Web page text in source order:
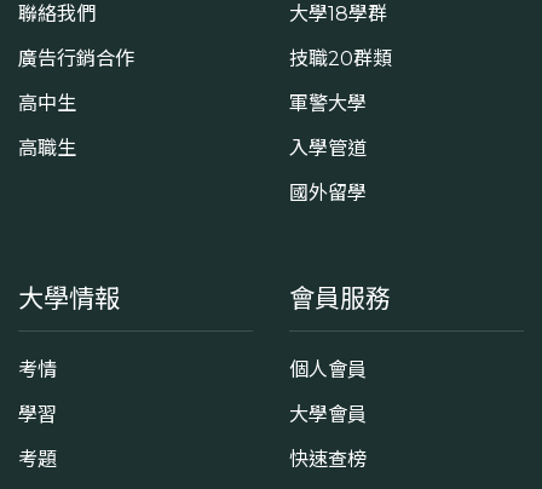
聯絡我們
廣告行銷合作
高中生
高職生
大學18學群
技職20群類
軍警大學
入學管道
國外留學
大學情報
考情
學習
考題
會員服務
個人會員
大學會員
快速查榜